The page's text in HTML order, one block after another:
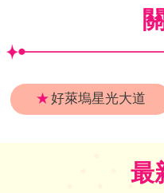
★好萊塢星光大道
最